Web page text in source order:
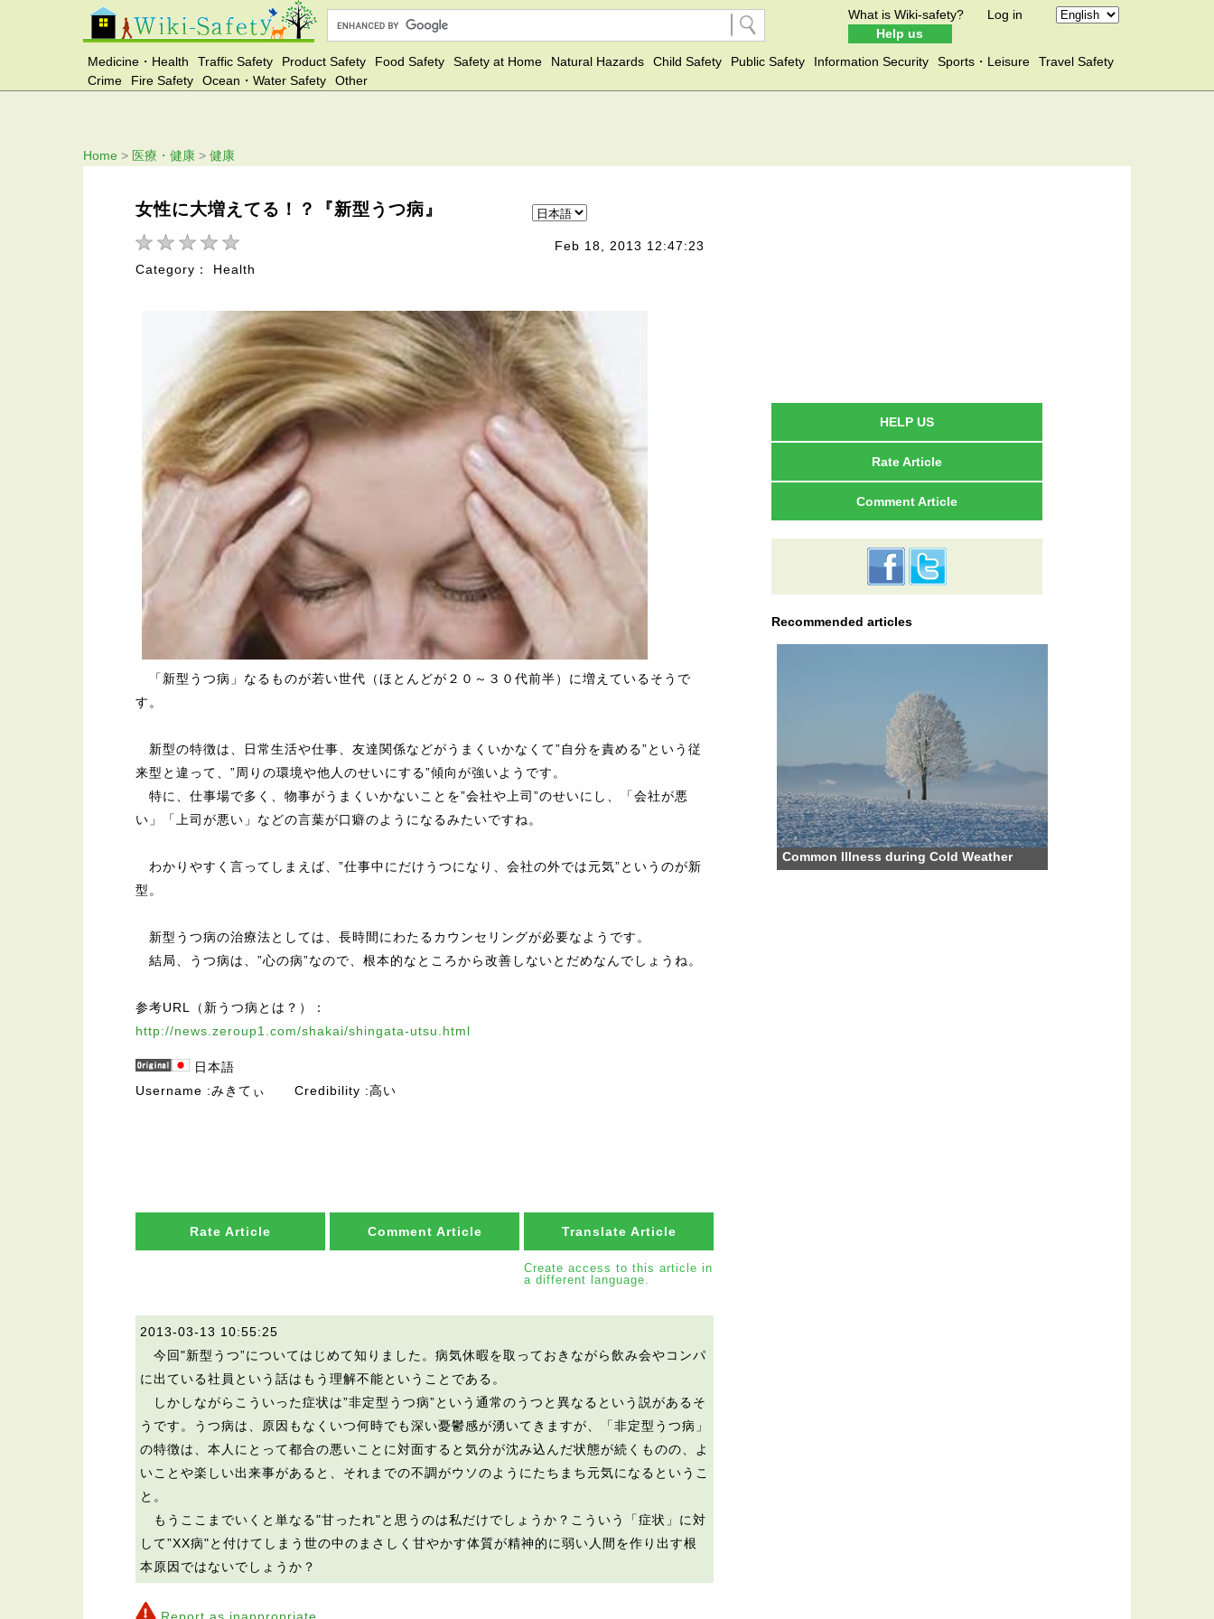
What is Wiki-safety?
Help us
Log in
Medicine・Health Traffic Safety Product Safety Food Safety Safety at Home Natural Hazards Child Safety Public Safety Information Security Sports・Leisure
Travel Safety
Crime
Fire Safety Ocean・Water Safety Other
Home > 医療・健康 > 健康
女性に大増えてる！？『新型うつ病』
Feb 18, 2013 12:47:23
Category： Health
「新型うつ病」なるものが若い世代（ほとんどが２０～３０代前半）に増えているそうで
す。
新型の特徴は、日常生活や仕事、友達関係などがうまくいかなくて”自分を責める”という従
来型と違って、”周りの環境や他人のせいにする”傾向が強いようです。
特に、仕事場で多く、物事がうまくいかないことを”会社や上司”のせいにし、「会社が悪
い」「上司が悪い」などの言葉が口癖のようになるみたいですね。
わかりやすく言ってしまえば、”仕事中にだけうつになり、会社の外では元気”というのが新
型。
新型うつ病の治療法としては、長時間にわたるカウンセリングが必要なようです。
結局、うつ病は、”心の病”なので、根本的なところから改善しないとだめなんでしょうね。
参考URL（新うつ病とは？）：
http://news.zeroup1.com/shakai/shingata-utsu.html
日本語
Username
みきてぃ Credibility 高い
Rate Article Comment Article Translate Article
Create access to this article in
a different language.
2013-03-13 10:55:25
今回"新型うつ”についてはじめて知りました。病気休暇を取っておきながら飲み会やコンパ
に出ている社員という話はもう理解不能ということである。
しかしながらこういった症状は”非定型うつ病”という通常のうつと異なるという説があるそ
うです。うつ病は、原因もなくいつ何時でも深い憂鬱感が湧いてきますが、「非定型うつ病」
の特徴は、本人にとって都合の悪いことに対面すると気分が沈み込んだ状態が続くものの、よ
いことや楽しい出来事があると、それまでの不調がウソのようにたちまち元気になるというこ
と。
もうここまでいくと単なる"甘ったれ"と思うのは私だけでしょうか？こういう「症状」に対
して”XX病"と付けてしまう世の中のまさしく甘やかす体質が精神的に弱い人間を作り出す根
本原因ではないでしょうか？
HELP US
Rate Article
Comment Article
Recommended articles
Common Illness during Cold Weather